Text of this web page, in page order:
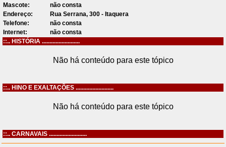
Mascote:
não consta
Endereço:
Rua Serrana, 300 - Itaquera
Telefone:
não consta
Internet:
não consta
::.. HISTÓRIA .........................
Não há conteúdo para este tópico
::.. HINO E EXALTAÇÕES .........................
Não há conteúdo para este tópico
::.. CARNAVAIS .........................